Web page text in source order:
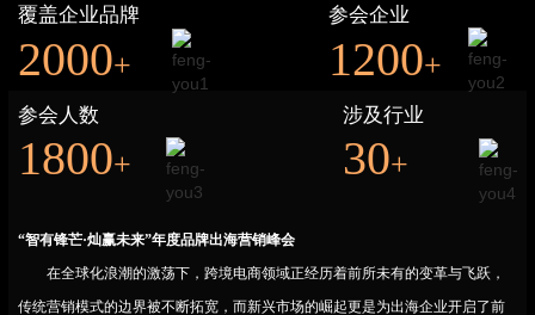
覆盖企业品牌
2000+
参会企业
1200+
参会人数
1800+
涉及行业
30+
“智有锋芒·灿赢未来”年度品牌出海营销峰会
在全球化浪潮的激荡下，跨境电商领域正经历着前所未有的变革与飞跃，
传统营销模式的边界被不断拓宽，而新兴市场的崛起更是为出海企业开启了前